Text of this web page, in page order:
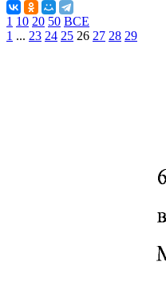
1 10 20 50 ВСЕ
1 ... 23 24 25 26 27 28 29